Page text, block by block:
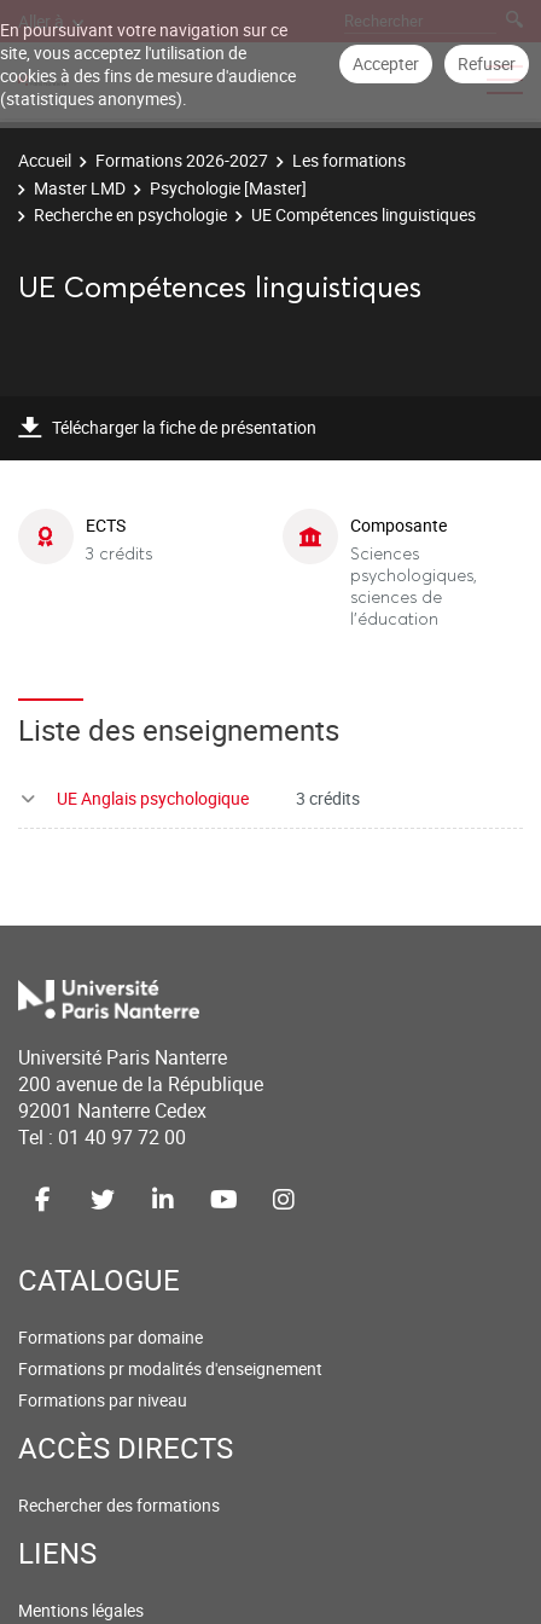
En poursuivant votre navigation sur ce
site, vous acceptez l'utilisation de
cookies à des fins de mesure d'audience
(statistiques anonymes).
Accepter Refuser
Aller à
Accueil Formations 2026-2027
Les formations
Master LMD
Psychologie [Master]
Recherche en psychologie
UE Compétences linguistiques
UE Compétences linguistiques
Télécharger la fiche de présentation
ECTS
3 crédits
Composante
Sciences
psychologiques,
sciences de
l'éducation
Liste des enseignements
UE Anglais psychologique 3 crédits
Université Paris Nanterre
200 avenue de la République
92001 Nanterre Cedex
Tel : 01 40 97 72 00
CATALOGUE
Formations par domaine
Formations pr modalités d'enseignement
Formations par niveau
ACCÈS DIRECTS
Rechercher des formations
LIENS
Mentions légales